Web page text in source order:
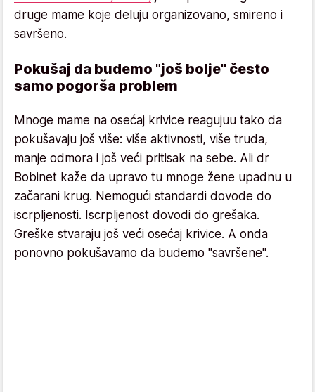
druge mame koje deluju organizovano, smireno i
savršeno.
Pokušaj da budemo "još bolje" često
samo pogorša problem
Mnoge mame na osećaj krivice reagujuu tako da
pokušavaju još više: više aktivnosti, više truda,
manje odmora i još veći pritisak na sebe. Ali dr
Bobinet kaže da upravo tu mnoge žene upadnu u
začarani krug. Nemogući standardi dovode do
iscrpljenosti. Iscrpljenost dovodi do grešaka.
Greške stvaraju još veći osećaj krivice. A onda
ponovno pokušavamo da budemo "savršene".